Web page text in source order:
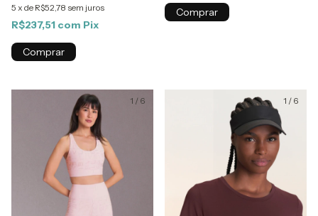
5 x de R$52,78 sem juros
R$237,51 com Pix
Comprar
Comprar
1 / 6 1 / 6